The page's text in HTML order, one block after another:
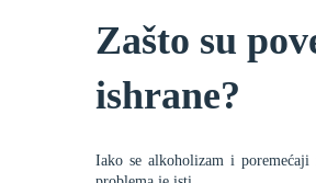
Zašto su
ishrane?
Iako se alkoholizam i